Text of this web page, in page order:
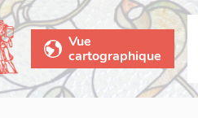
Vue
cartographique